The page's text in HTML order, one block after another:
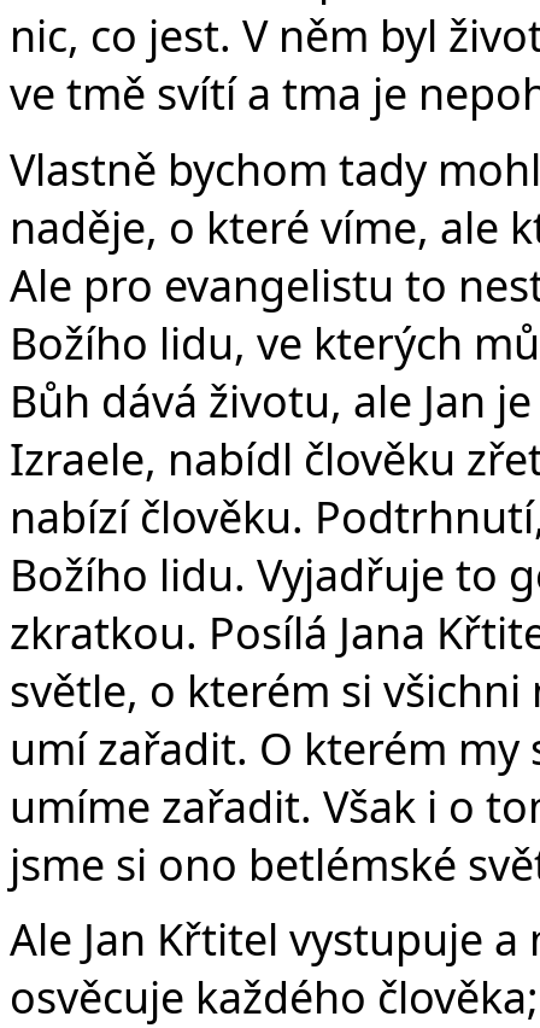
nic, co jest. V něm byl
ve tmě svítí a tma je
Vlastně bychom tady
naděje, o které víme, ale
Ale pro evangelistu to
Božího lidu, ve kterých
Bůh dává životu, ale Jan
Izraele, nabídl člověku
nabízí člověku.
Božího lidu. Vyjadřuje to
zkratkou. Posílá Jana
světle, o kterém si všichni
umí zařadit. O kterém my
umíme zařadit. Však i o
jsme si ono betlémské
Ale Jan Křtitel vystupuje
osvěcuje každého